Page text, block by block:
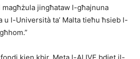
jingħataw l-għajnuna
u l-Università ta’ Malta tieħu ħsieb l-